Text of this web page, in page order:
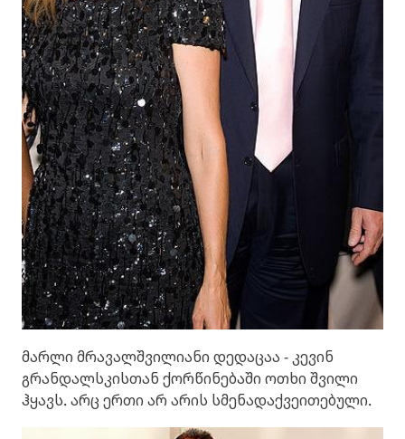
მარლი მრავალშვილიანი დედაცაა - კევინ
გრანდალსკისთან ქორწინებაში ოთხი შვილი
ჰყავს. არც ერთი არ არის სმენადაქვეითებული.